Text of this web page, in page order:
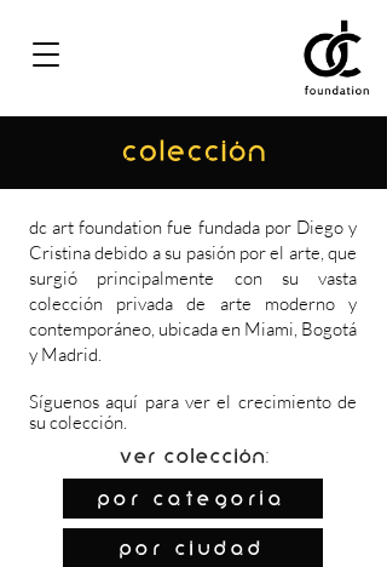
COLECCIÓN
dc art foundation fue fundada por Diego y
Cristina debido a su pasión por el arte, que
surgió principalmente con su vasta
colección privada de arte moderno y
contemporáneo, ubicada en Miami, Bogotá
y Madrid.
Síguenosaquí para ver el crecimiento de
su colección.
Ver colección:
por categoría
por ciudad